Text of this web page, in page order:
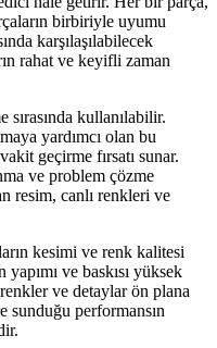
birbiriyle uyumu
karşılaşılabilecek
rahat ve keyifli zaman
kullanılabilir.
yardımcı olan bu
geçirme fırsatı sunar.
ve problem çözme
resim, canlı renkleri ve
kesimi ve renk kalitesi
ve baskısı yüksek
ve detaylar ön plana
sunduğu performansın